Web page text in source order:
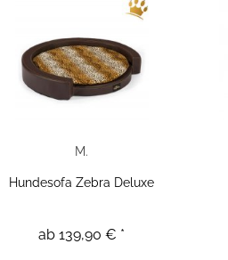
M.
Hundesofa Zebra Deluxe
ab 139,90 € *